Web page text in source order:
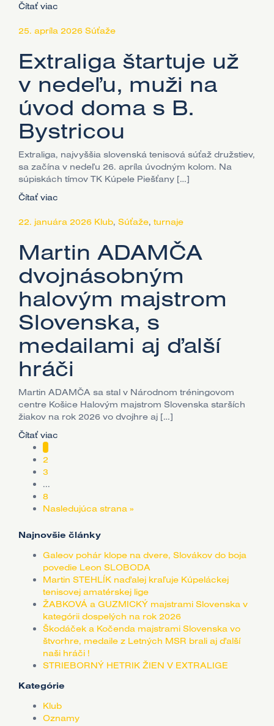
Čítať viac
25. apríla 2026 Súťaže
Extraliga štartuje už
v nedeľu, muži na
úvod doma s B.
Bystricou
Extraliga, najvyššia slovenská tenisová súťaž družstiev,
sa začína v nedeľu 26. apríla úvodným kolom. Na
súpiskách tímov TK Kúpele Piešťany […]
Čítať viac
22. januára 2026 Klub, Súťaže, turnaje
Martin ADAMČA
dvojnásobným
halovým majstrom
Slovenska, s
medailami aj ďalší
hráči
Martin ADAMČA sa stal v Národnom tréningovom
centre Košice Halovým majstrom Slovenska starších
žiakov na rok 2026 vo dvojhre aj […]
Čítať viac
1
2
3
...
8
Nasledujúca strana »
Najnovšie články
Galeov pohár klope na dvere, Slovákov do boja
povedie Leon SLOBODA
Martin STEHLÍK naďalej kraľuje Kúpeláckej
tenisovej amatérskej lige
ŽABKOVÁ a GUZMICKÝ majstrami Slovenska v
kategórii dospelých na rok 2026
Škodáček a Kočenda majstrami Slovenska vo
štvorhre, medaile z Letných MSR brali aj ďalší
naši hráči !
STRIEBORNÝ HETRIK ŽIEN V EXTRALIGE
Kategórie
Klub
Oznamy